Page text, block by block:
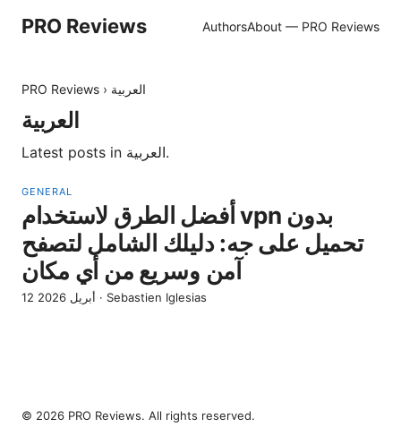
PRO Reviews AuthorsAbout — PRO Reviews
PRO Reviews › العربية
العربية
Latest posts in العربية.
GENERAL
أفضل الطرق لاستخدام vpn بدون
تحميل على جه: دليلك الشامل لتصفح
آمن وسريع من أي مكان
12 أبريل 2026 · Sebastien Iglesias
© 2026 PRO Reviews. All rights reserved.